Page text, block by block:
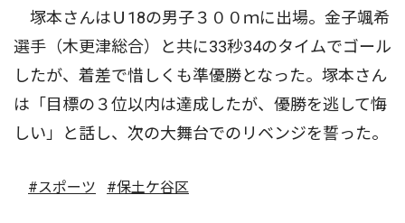
塚本さんはＵ18の男子３００ｍに出場。金子颯希
選手（木更津総合）と共に33秒34のタイムでゴール
したが、着差で惜しくも準優勝となった。塚本さん
は「目標の３位以内は達成したが、優勝を逃して悔
しい」と話し、次の大舞台でのリベンジを誓った。
#スポーツ #保土ケ谷区